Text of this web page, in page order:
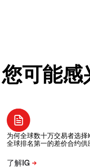
您可能
为何全球数十万交易者选择
全球排名第一的差价合约供